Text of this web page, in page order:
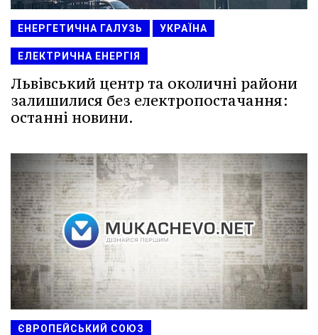
ЕНЕРГЕТИЧНА ГАЛУЗЬ УКРАЇНА
ЕЛЕКТРИЧНА ЕНЕРГІЯ
Львівський центр та околичні райони
залишилися без електропостачання:
останні новини.
ЄВРОПЕЙСЬКИЙ СОЮЗ